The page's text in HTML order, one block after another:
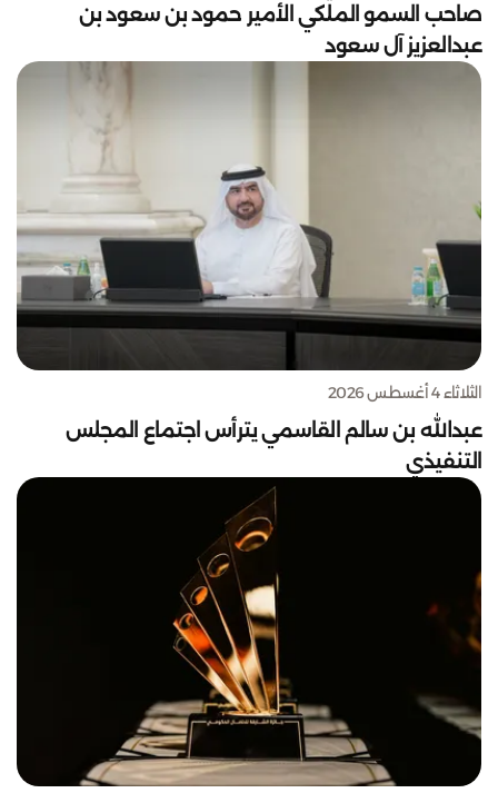
صاحب السمو الملكي الأمير حمود بن سعود بن
عبدالعزيز آل سعود
الثلاثاء 4 أغسطس 2026
عبدالله بن سالم القاسمي يترأس اجتماع المجلس
التنفيذي